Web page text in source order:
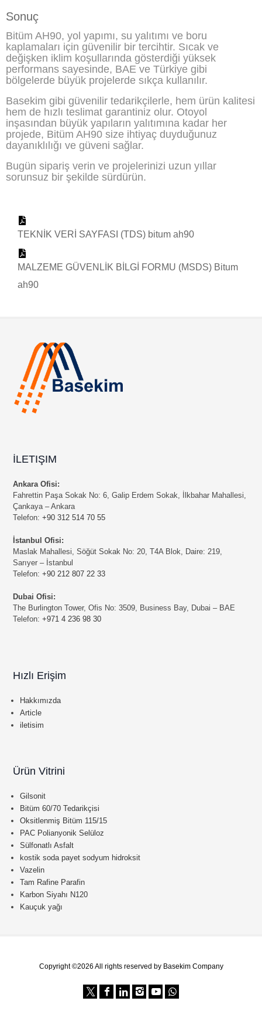
Sonuç
Bitüm AH90, yol yapımı, su yalıtımı ve boru
kaplamaları için güvenilir bir tercihtir. Sıcak ve
değişken iklim koşullarında gösterdiği yüksek
performans sayesinde, BAE ve Türkiye gibi
bölgelerde büyük projelerde sıkça kullanılır.
Basekim gibi güvenilir tedarikçilerle, hem ürün kalitesi
hem de hızlı teslimat garantiniz olur. Otoyol
inşasından büyük yapıların yalıtımına kadar her
projede, Bitüm AH90 size ihtiyaç duyduğunuz
dayanıklılığı ve güveni sağlar.
Bugün sipariş verin ve projelerinizi uzun yıllar
sorunsuz bir şekilde sürdürün.
TEKNİK VERİ SAYFASI (TDS) bitum ah90
MALZEME GÜVENLİK BİLGİ FORMU (MSDS) Bitum
ah90
İLETIŞIM
Ankara Ofisi:
Fahrettin Paşa Sokak No: 6, Galip Erdem Sokak, İlkbahar Mahallesi,
Çankaya – Ankara
Telefon:+90 312 514 70 55
İstanbul Ofisi:
Maslak Mahallesi, Söğüt Sokak No: 20, T4A Blok, Daire: 219,
Sarıyer – İstanbul
Telefon:+90 212 807 22 33
Dubai Ofisi:
The Burlington Tower, Ofis No: 3509, Business Bay, Dubai – BAE
Telefon:+971 4 236 98 30
Hızlı Erişim
Hakkımızda
Article
iletisim
Ürün Vitrini
Gilsonit
Bitüm 60/70 Tedarikçisi
Oksitlenmiş Bitüm 115/15
PAC Polianyonik Selüloz
Sülfonatlı Asfalt
kostik soda payet sodyum hidroksit
Vazelin
Tam Rafine Parafin
Karbon Siyahı N120
Kauçuk yağı
Copyright ©2026 All rights reserved by Basekim Company